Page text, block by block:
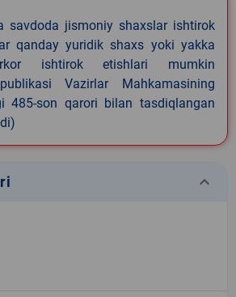
savdoda jismoniy shaxslar ishtirok
qanday yuridik shaxs yoki yakka
ishtirok etishlari mumkin
Vazirlar Mahkamasining
485-son qarori bilan tasdiqlangan
keyboard_arrow_down